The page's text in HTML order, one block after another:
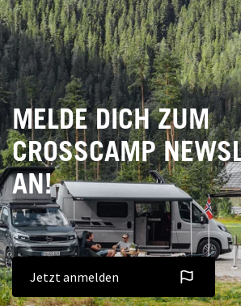
MELDE DICH ZUM
CROSSCAMP
AN!
Jetzt anmelden